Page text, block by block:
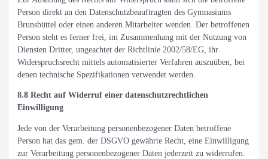
Person direkt an den Datenschutzbeauftragten des Gymnasiums
Brunsbüttel oder einen anderen Mitarbeiter wenden. Der betroffenen
Person steht es ferner frei, im Zusammenhang mit der Nutzung von
Diensten Dritter, ungeachtet der Richtlinie 2002/58/EG, ihr
Widerspruchsrecht mittels automatisierter Verfahren auszuüben, bei
denen technische Spezifikationen verwendet werden.
8.8 Recht auf Widerruf einer datenschutzrechtlichen
Einwilligung
Jede von der Verarbeitung personenbezogener Daten betroffene
Person hat das gem. der DSGVO gewährte Recht, eine Einwilligung
zur Verarbeitung personenbezogener Daten jederzeit zu widerrufen.